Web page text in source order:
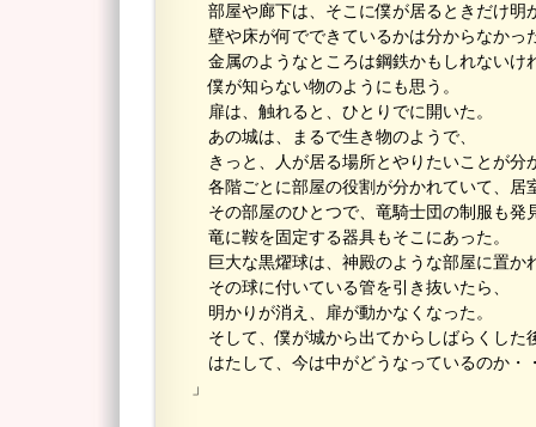
部屋や廊下は、そこに僕が居るときだけ明
壁や床が何でできているかは分からなかっ
金属のようなところは鋼鉄かもしれないけ
僕が知らない物のようにも思う。
扉は、触れると、ひとりでに開いた。
あの城は、まるで生き物のようで、
きっと、人が居る場所とやりたいことが分
各階ごとに部屋の役割が分かれていて、居
その部屋のひとつで、竜騎士団の制服も発
竜に鞍を固定する器具もそこにあった。
巨大な黒燿球は、神殿のような部屋に置か
その球に付いている管を引き抜いたら、
明かりが消え、扉が動かなくなった。
そして、僕が城から出てからしばらくした
はたして、今は中がどうなっているのか・
」